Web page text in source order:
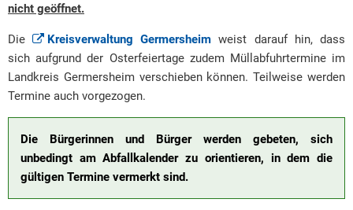
nicht geöffnet.
Die Kreisverwaltung Germersheim weist darauf hin, dass
sich aufgrund der Osterfeiertage zudem Müllabfuhrtermine im
Landkreis Germersheim verschieben können. Teilweise werden
Termine auch vorgezogen.
Die Bürgerinnen und Bürger werden gebeten, sich
unbedingt am Abfallkalender zu orientieren, in dem die
gültigen Termine vermerkt sind.